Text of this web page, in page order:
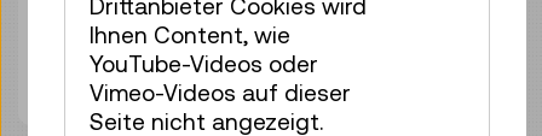
Kreislauffähiger Spielmöbelbausatz (LOCI)
Bild herunterladen
Drittanbieter Cookies wird
Ihnen Content, wie
YouTube-Videos oder
Vimeo-Videos auf dieser
Seite nicht angezeigt.